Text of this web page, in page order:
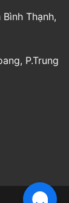
Thạnh,
P.Trung